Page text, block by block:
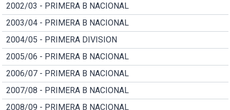
2002/03 - PRIMERA B NACIONAL
2003/04 - PRIMERA B NACIONAL
2004/05 - PRIMERA DIVISION
2005/06 - PRIMERA B NACIONAL
2006/07 - PRIMERA B NACIONAL
2007/08 - PRIMERA B NACIONAL
2008/09 - PRIMERA B NACIONAL